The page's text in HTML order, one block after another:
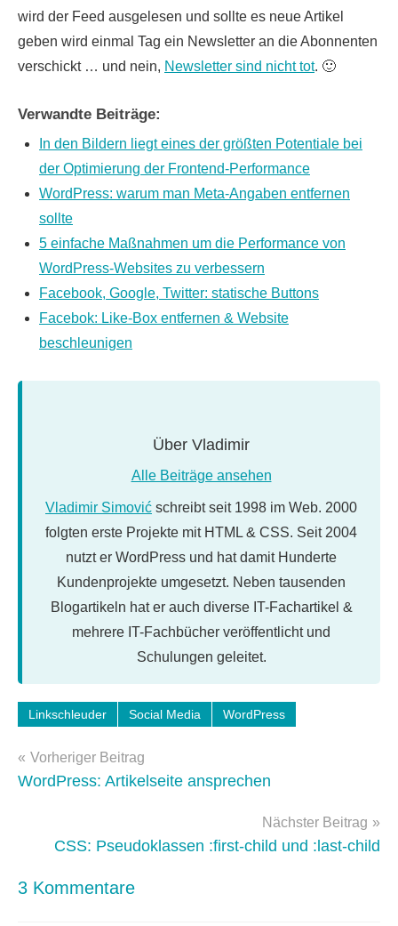
wird der Feed ausgelesen und sollte es neue Artikel
geben wird einmal Tag ein Newsletter an die Abonnenten
verschickt … und nein, Newsletter sind nicht tot. 🙂
Verwandte Beiträge:
In den Bildern liegt eines der größten Potentiale bei
der Optimierung der Frontend-Performance
WordPress: warum man Meta-Angaben entfernen
sollte
5 einfache Maßnahmen um die Performance von
WordPress-Websites zu verbessern
Facebook, Google, Twitter: statische Buttons
Facebok: Like-Box entfernen & Website
beschleunigen
Über Vladimir
Alle Beiträge ansehen
Vladimir Simović schreibt seit 1998 im Web. 2000
folgten erste Projekte mit HTML & CSS. Seit 2004
nutzt er WordPress und hat damit Hunderte
Kundenprojekte umgesetzt. Neben tausenden
Blogartikeln hat er auch diverse IT-Fachartikel &
mehrere IT-Fachbücher veröffentlicht und
Schulungen geleitet.
Schlagwörter:
mail,
Facebook,
Performance
2.0,
Linkschleuder Social Media WordPress
Beitragsnavigation
Vorheriger Beitrag
WordPress: Artikelseite ansprechen
Nächster Beitrag
CSS: Pseudoklassen :first-child und :last-child
3 Kommentare